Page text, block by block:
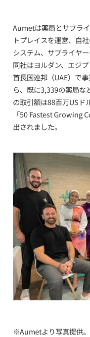
Aumetは薬局とサプラ
トプレイスを運営、自
システム、サプライヤ
同社はヨルダン、エジ
首長国連邦（UAE）で
ら、既に3,339の薬局な
の取引額は88百万US ド
「50 Fastest Growing
出されました。
※Aumetより写真提供